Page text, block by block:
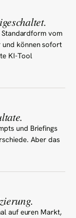
Standardform vom
und können sofort
KI-Tool
und Briefings
Aber das
auf euren Markt,